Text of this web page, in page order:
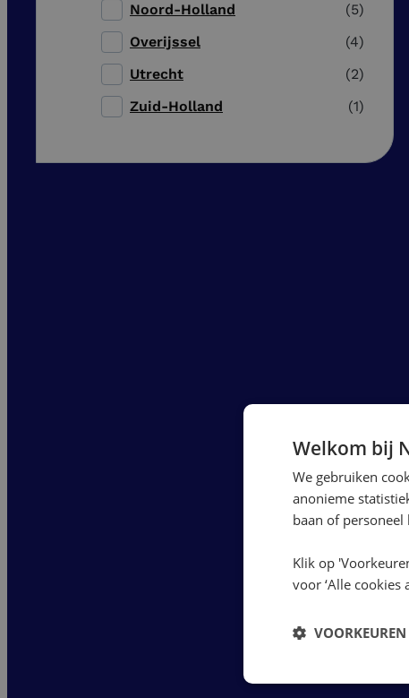
Noord-Holland
5
Overijssel
4
Utrecht
2
Zuid-Holland
1
Welkom bij
We gebruiken
anonieme
baan of personeel
Klik op
voor ‘Alle cookies